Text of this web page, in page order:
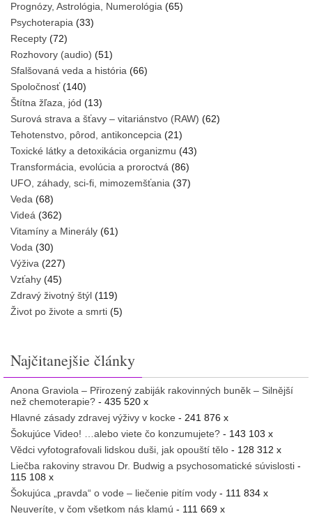
Prognózy, Astrológia, Numerológia (65)
Psychoterapia (33)
Recepty (72)
Rozhovory (audio) (51)
Sfalšovaná veda a história (66)
Spoločnosť(140)
Štítna žľaza, jód (13)
Surová strava a šťavy – vitariánstvo (RAW) (62)
Tehotenstvo, pôrod, antikoncepcia (21)
Toxické látky a detoxikácia organizmu (43)
Transformácia, evolúcia a proroctvá (86)
UFO, záhady, sci-fi, mimozemšťania (37)
Veda (68)
Videá (362)
Vitamíny a Minerály (61)
Voda (30)
Výživa (227)
Vzťahy (45)
Zdravý životný štýl (119)
Život po živote a smrti (5)
Najčitanejšie články
Anona Graviola – Přirozený zabiják rakovinných buněk – Silnější
než chemoterapie? - 435 520 x
Hlavné zásady zdravej výživy v kocke - 241 876 x
Šokujúce Video! …alebo viete čo konzumujete? - 143 103 x
Vědci vyfotografovali lidskou duši, jak opouští tělo - 128 312 x
Liečba rakoviny stravou Dr. Budwig a psychosomatické súvislosti -
115 108 x
Šokujúca „pravda“ o vode – liečenie pitím vody - 111 834 x
Neuveríte, v čom všetkom nás klamú - 111 669 x